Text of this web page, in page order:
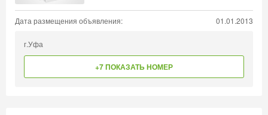
Дата размещения объявления: 01.01.2013
г.Уфа
+7 ПОКАЗАТЬ НОМЕР